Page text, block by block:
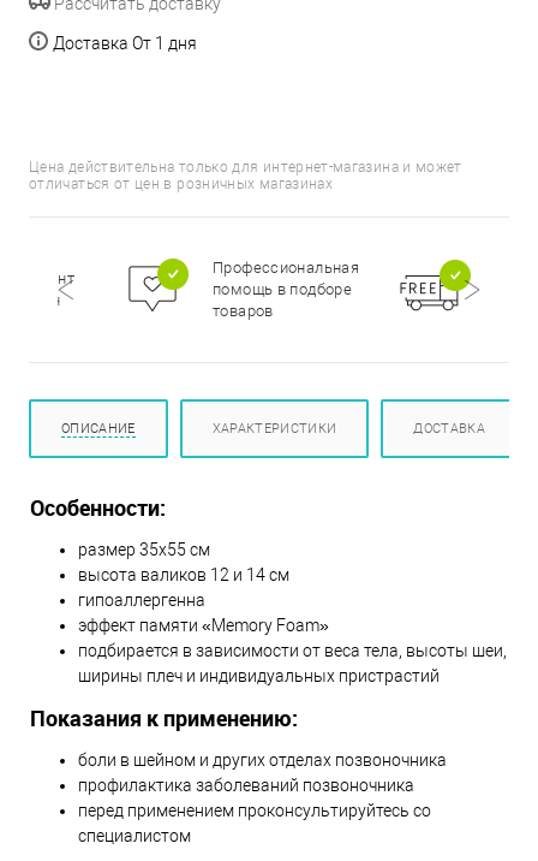
Доставка От 1 дня
Цена действительна только для интернет-магазина и может
отличаться от цен в розничных магазинах
Профессиональная
помощь в подборе
товаров
ОПИСАНИЕ ХАРАКТЕРИСТИКИ ДОСТАВКА
Особенности:
размер 35х55 см
высота валиков 12 и 14 см
гипоаллергенна
эффект памяти «Memory Foam»
подбирается в зависимости от веса тела, высоты шеи,
ширины плеч и индивидуальных пристрастий
Показания к применению:
боли в шейном и других отделах позвоночника
профилактика заболеваний позвоночника
перед применением проконсультируйтесь со
специалистом